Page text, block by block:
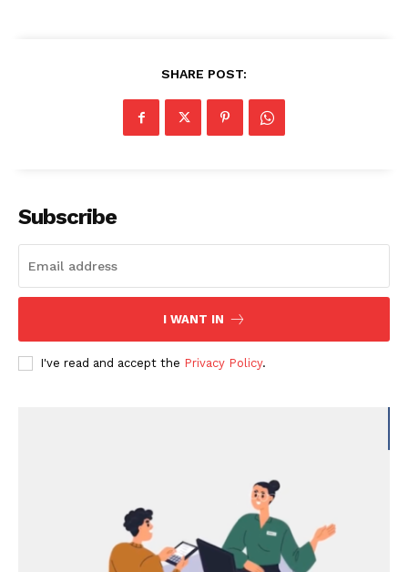
SHARE POST:
Subscribe
I WANT IN
I've read and accept the Privacy Policy.